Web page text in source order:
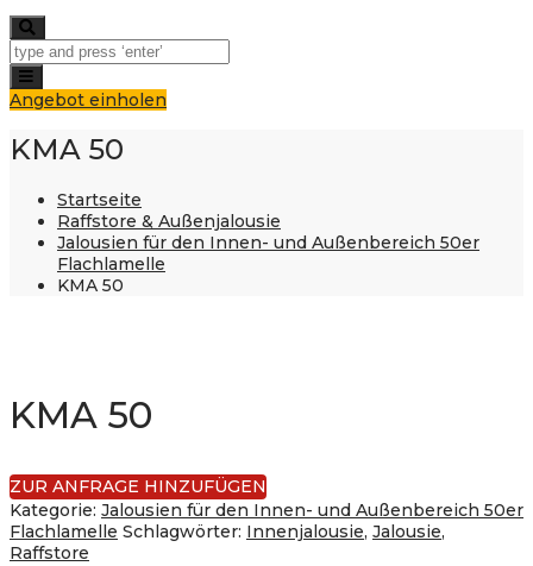
Toggle
navigation
Angebot einholen
KMA 50
Startseite
Raffstore & Außenjalousie
Jalousien für den Innen- und Außenbereich 50er
Flachlamelle
KMA 50
KMA 50
ZUR ANFRAGE HINZUFÜGEN
Kategorie: Jalousien für den Innen- und Außenbereich 50er
Flachlamelle Schlagwörter: Innenjalousie, Jalousie,
Raffstore